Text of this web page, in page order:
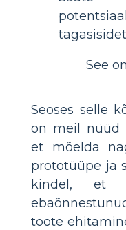
tagasisidet
See
Seoses selle
on meil nüüd
et mõelda
prototüüpe ja
kindel, et
toote